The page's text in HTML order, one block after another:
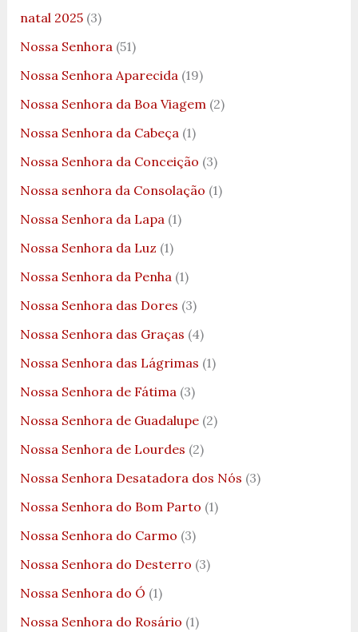
natal 2025(3)
Nossa Senhora(51)
Nossa Senhora Aparecida(19)
Nossa Senhora da Boa Viagem(2)
Nossa Senhora da Cabeça(1)
Nossa Senhora da Conceição (3)
Nossa senhora da Consolação (1)
Nossa Senhora da Lapa(1)
Nossa Senhora da Luz (1)
Nossa Senhora da Penha(1)
Nossa Senhora das Dores (3)
Nossa Senhora das Graças (4)
Nossa Senhora das Lágrimas (1)
Nossa Senhora de Fátima(3)
Nossa Senhora de Guadalupe(2)
Nossa Senhora de Lourdes (2)
Nossa Senhora Desatadora dos Nós (3)
Nossa Senhora do Bom Parto (1)
Nossa Senhora do Carmo (3)
Nossa Senhora do Desterro (3)
Nossa Senhora do Ó (1)
Nossa Senhora do Rosário (1)